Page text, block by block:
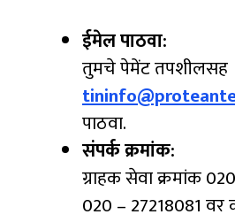
ईमेल पाठवा:
तुमचे पेमेंट तपशीलसह
पाठवा.
संपर्क क्रमांक:
ग्राहक सेवा क्रमांक
020 – 27218081 वर